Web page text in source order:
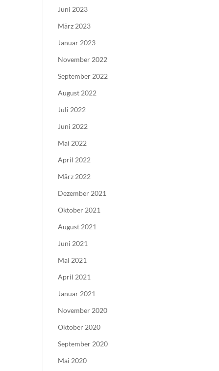
Juni 2023
März 2023
Januar 2023
November 2022
September 2022
August 2022
Juli 2022
Juni 2022
Mai 2022
April 2022
März 2022
Dezember 2021
Oktober 2021
August 2021
Juni 2021
Mai 2021
April 2021
Januar 2021
November 2020
Oktober 2020
September 2020
Mai 2020